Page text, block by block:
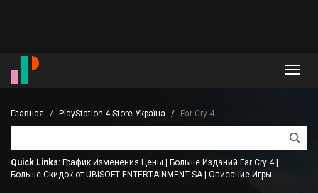
Главная PlayStation 4 Store Україна Far Cry 4
Quick Links: График Изменения Цены Больше Изданий Far Cry 4
Больше Скидок от UBISOFT ENTERTAINMENT SA
Описание Игры